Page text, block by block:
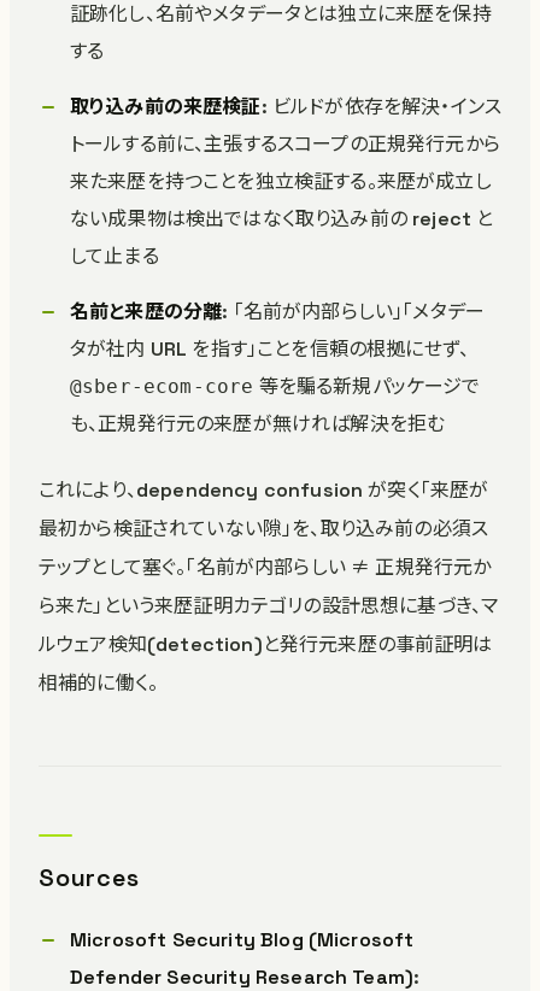
証跡化し、名前やメタデータとは独立に来歴を保持
する
取り込み前の来歴検証: ビルドが依存を解決・インス
トールする前に、主張するスコープの正規発行元から
来た来歴を持つことを独立検証する。来歴が成立し
ない成果物は検出ではなく取り込み前の reject と
して止まる
名前と来歴の分離: 「名前が内部らしい」「メタデー
タが社内 URL を指す」ことを信頼の根拠にせず、
@sber-ecom-core 等を騙る新規パッケージで
も、正規発行元の来歴が無ければ解決を拒む
これにより、dependency confusion が突く「来歴が
最初から検証されていない隙」を、取り込み前の必須ス
テップとして塞ぐ。「名前が内部らしい ≠ 正規発行元か
ら来た」という来歴証明カテゴリの設計思想に基づき、マ
ルウェア検知(detection)と発行元来歴の事前証明は
相補的に働く。
Sources
Microsoft Security Blog (Microsoft
Defender Security Research Team):